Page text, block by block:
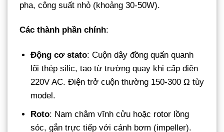
pha, công suất nhỏ (khoảng 30-50W).
Các thành phần chính:
Động cơ stato: Cuộn dây đồng quấn quanh
lõi thép silic, tạo từ trường quay khi cấp điện
220V AC. Điện trở cuộn thường 150-300 Ω tùy
model.
Roto: Nam châm vĩnh cửu hoặc rotor lồng
sóc, gắn trực tiếp với cánh bơm (impeller).